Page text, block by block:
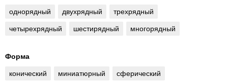
однорядный двухрядный трехрядный
четырехрядный шестирядный многорядный
Форма
конический миниатюрный сферический